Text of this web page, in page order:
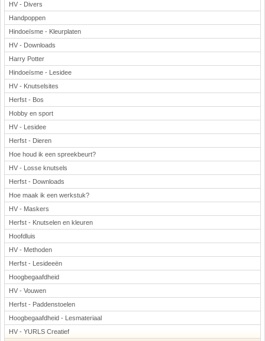
HV - Divers
Handpoppen
Hindoeïsme - Kleurplaten
HV - Downloads
Harry Potter
Hindoeïsme - Lesidee
HV - Knutselsites
Herfst - Bos
Hobby en sport
HV - Lesidee
Herfst - Dieren
Hoe houd ik een spreekbeurt?
HV - Losse knutsels
Herfst - Downloads
Hoe maak ik een werkstuk?
HV - Maskers
Herfst - Knutselen en kleuren
Hoofdluis
HV - Methoden
Herfst - Lesideeën
Hoogbegaafdheid
HV - Vouwen
Herfst - Paddenstoelen
Hoogbegaafdheid - Lesmateriaal
HV - YURLS Creatief